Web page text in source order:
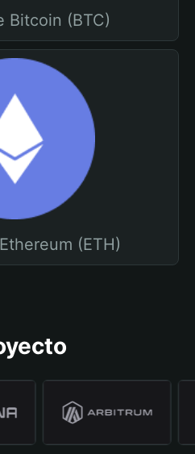
Bitcoin (BTC)
(ETH)